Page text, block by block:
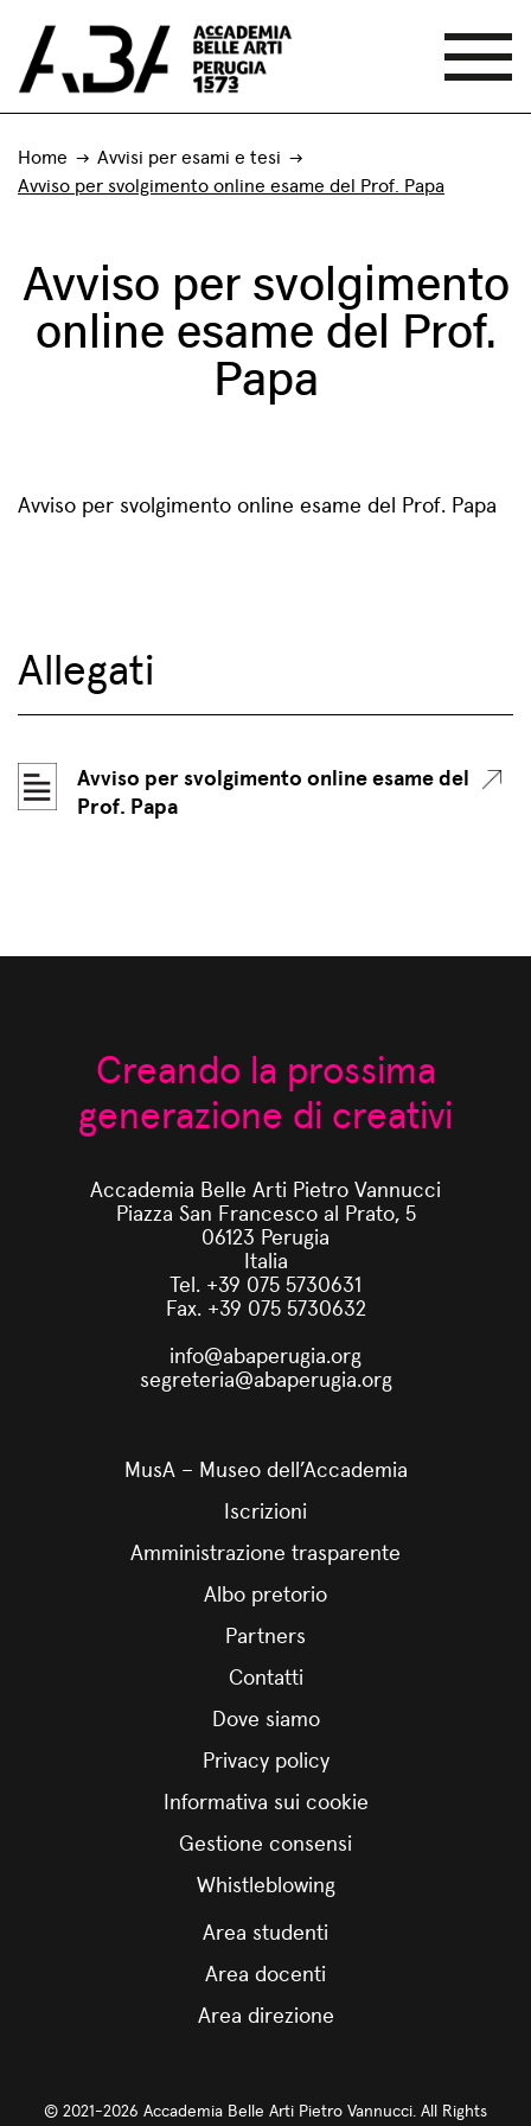
Home
Avvisi per esami e tesi
Avviso per svolgimento online esame del Prof. Papa
Avviso per svolgimento
online esame del Prof.
Papa
Avviso per svolgimento online esame del Prof. Papa
Allegati
Avviso per svolgimento online esame del
Prof. Papa
Creando la prossima
generazione di creativi
Accademia Belle Arti Pietro Vannucci
Piazza San Francesco al Prato, 5
06123 Perugia
Italia
Tel. +39 075 5730631
Fax. +39 075 5730632
info@abaperugia.org
segreteria@abaperugia.org
MusA – Museo dell’Accademia
Iscrizioni
Amministrazione trasparente
Albo pretorio
Partners
Contatti
Dove siamo
Privacy policy
Informativa sui cookie
Gestione consensi
Whistleblowing
Area studenti
Area docenti
Area direzione
© 2021-2026 Accademia Belle Arti Pietro Vannucci. All Rights